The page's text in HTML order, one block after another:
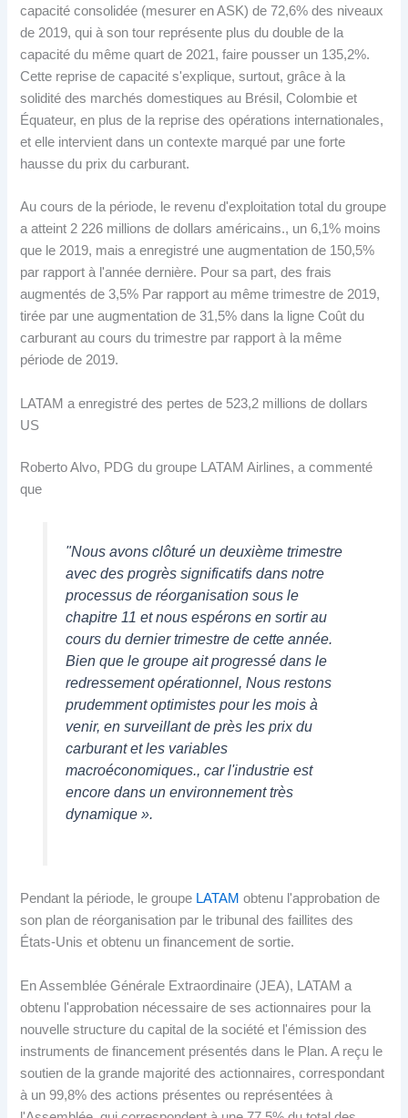
capacité consolidée (mesurer en ASK) de 72,6% des niveaux
de 2019, qui à son tour représente plus du double de la
capacité du même quart de 2021, faire pousser un 135,2%.
Cette reprise de capacité s'explique, surtout, grâce à la
solidité des marchés domestiques au Brésil, Colombie et
Équateur, en plus de la reprise des opérations internationales,
et elle intervient dans un contexte marqué par une forte
hausse du prix du carburant.
Au cours de la période, le revenu d'exploitation total du groupe
a atteint 2 226 millions de dollars américains., un 6,1% moins
que le 2019, mais a enregistré une augmentation de 150,5%
par rapport à l'année dernière. Pour sa part, des frais
augmentés de 3,5% Par rapport au même trimestre de 2019,
tirée par une augmentation de 31,5% dans la ligne Coût du
carburant au cours du trimestre par rapport à la même
période de 2019.
LATAM a enregistré des pertes de 523,2 millions de dollars
US
Roberto Alvo, PDG du groupe LATAM Airlines, a commenté
que
"Nous avons clôturé un deuxième trimestre
avec des progrès significatifs dans notre
processus de réorganisation sous le
chapitre 11 et nous espérons en sortir au
cours du dernier trimestre de cette année.
Bien que le groupe ait progressé dans le
redressement opérationnel, Nous restons
prudemment optimistes pour les mois à
venir, en surveillant de près les prix du
carburant et les variables
macroéconomiques., car l'industrie est
encore dans un environnement très
dynamique ».
Pendant la période, le groupe LATAM obtenu l'approbation de
son plan de réorganisation par le tribunal des faillites des
États-Unis et obtenu un financement de sortie.
En Assemblée Générale Extraordinaire (JEA), LATAM a
obtenu l'approbation nécessaire de ses actionnaires pour la
nouvelle structure du capital de la société et l'émission des
instruments de financement présentés dans le Plan. A reçu le
soutien de la grande majorité des actionnaires, correspondant
à un 99,8% des actions présentes ou représentées à